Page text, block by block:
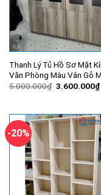
Thanh Lý Tủ Hồ Sơ Mặt
Văn Phòng Màu Vân Gỗ
5.000.000₫ Giá
3.600.000₫
-20%